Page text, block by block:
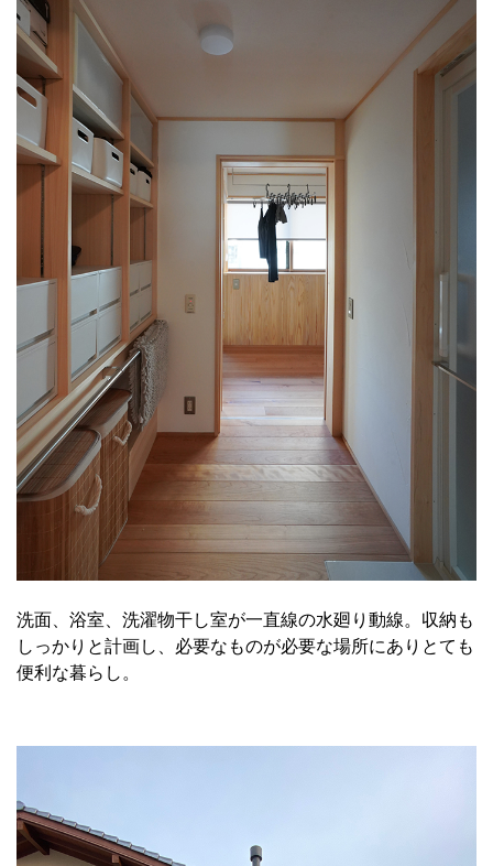
洗面、浴室、洗濯物干し室が一直線の水廻り動線。収納も
しっかりと計画し、必要なものが必要な場所にありとても
便利な暮らし。